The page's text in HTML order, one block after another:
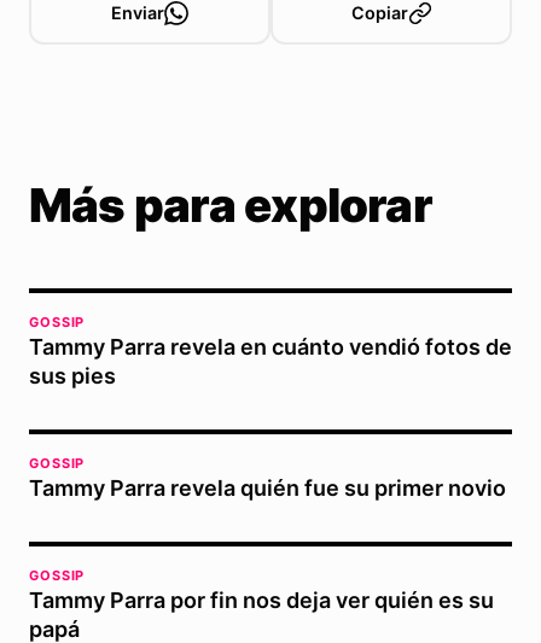
Enviar Copiar
Más para explorar
GOSSIP
Tammy Parra revela en cuánto vendió fotos de
sus pies
GOSSIP
Tammy Parra revela quién fue su primer novio
GOSSIP
Tammy Parra por fin nos deja ver quién es su
papá